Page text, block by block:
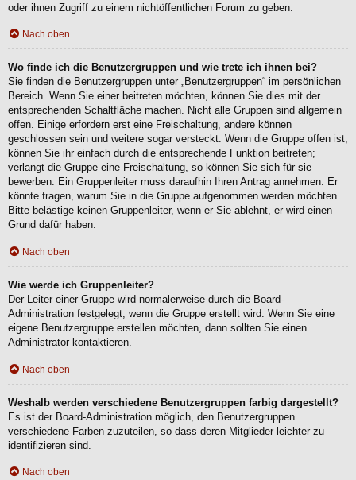
oder ihnen Zugriff zu einem nichtöffentlichen Forum zu geben.
Nach oben
Wo finde ich die Benutzergruppen und wie trete ich ihnen bei?
Sie finden die Benutzergruppen unter „Benutzergruppen“ im persönlichen
Bereich. Wenn Sie einer beitreten möchten, können Sie dies mit der
entsprechenden Schaltfläche machen. Nicht alle Gruppen sind allgemein
offen. Einige erfordern erst eine Freischaltung, andere können
geschlossen sein und weitere sogar versteckt. Wenn die Gruppe offen ist,
können Sie ihr einfach durch die entsprechende Funktion beitreten;
verlangt die Gruppe eine Freischaltung, so können Sie sich für sie
bewerben. Ein Gruppenleiter muss daraufhin Ihren Antrag annehmen. Er
könnte fragen, warum Sie in die Gruppe aufgenommen werden möchten.
Bitte belästige keinen Gruppenleiter, wenn er Sie ablehnt, er wird einen
Grund dafür haben.
Nach oben
Wie werde ich Gruppenleiter?
Der Leiter einer Gruppe wird normalerweise durch die Board-
Administration festgelegt, wenn die Gruppe erstellt wird. Wenn Sie eine
eigene Benutzergruppe erstellen möchten, dann sollten Sie einen
Administrator kontaktieren.
Nach oben
Weshalb werden verschiedene Benutzergruppen farbig dargestellt?
Es ist der Board-Administration möglich, den Benutzergruppen
verschiedene Farben zuzuteilen, so dass deren Mitglieder leichter zu
identifizieren sind.
Nach oben